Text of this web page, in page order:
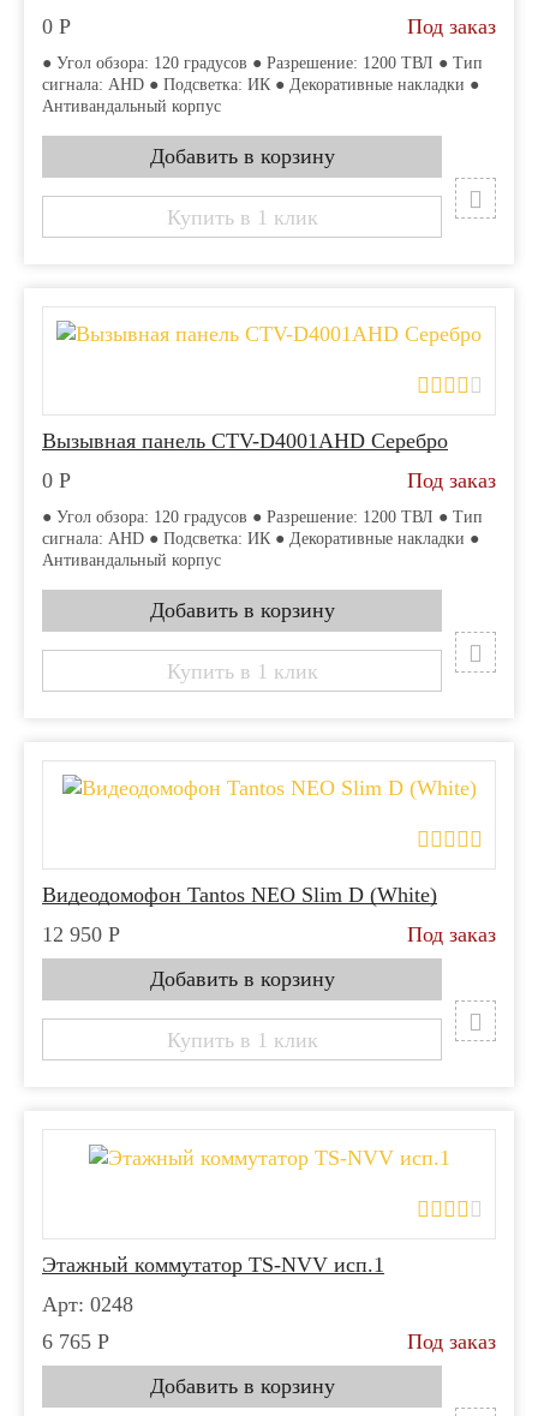
0 Р Под заказ
● Угол обзора: 120 градусов ● Разрешение: 1200 ТВЛ ● Тип
сигнала: AHD ● Подсветка: ИК ● Декоративные накладки ●
Антивандальный корпус
Купить в 1 клик
Вызывная панель CTV-D4001AHD Серебро
0 Р Под заказ
● Угол обзора: 120 градусов ● Разрешение: 1200 ТВЛ ● Тип
сигнала: AHD ● Подсветка: ИК ● Декоративные накладки ●
Антивандальный корпус
Купить в 1 клик
Видеодомофон Tantos NEO Slim D (White)
12 950 Р Под заказ
Купить в 1 клик
Этажный коммутатор TS-NVV исп.1
Арт: 0248
6 765 Р Под заказ